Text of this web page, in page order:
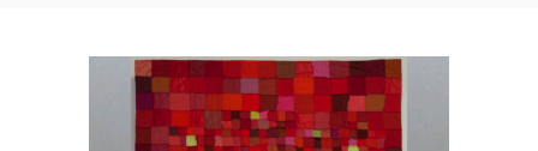
545_CINQ CARRES : THROB 2
545_CINQ-CARRES/SERIES-